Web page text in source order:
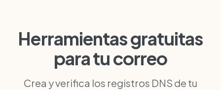
Herramientas gratuitas
para tu correo
Crea y verifica los registros DNS de tu